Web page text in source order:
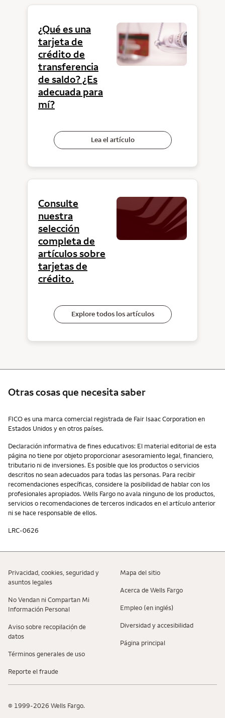
¿Qué es una
tarjeta de
crédito de
transferencia
de saldo? ¿Es
adecuada para
mí?
Lea el artículo
Consulte
nuestra
selección
completa de
artículos sobre
tarjetas de
crédito.
Explore todos los artículos
Otras cosas que necesita saber
Otras cosas que necesita saber
FICO es una marca comercial registrada de Fair Isaac Corporation en
Estados Unidos y en otros países.
Declaración informativa de fines educativos: El material editorial de esta
página no tiene por objeto proporcionar asesoramiento legal, financiero,
tributario ni de inversiones. Es posible que los productos o servicios
descritos no sean adecuados para todas las personas. Para recibir
recomendaciones específicas, considere la posibilidad de hablar con los
profesionales apropiados. Wells Fargo no avala ninguno de los productos,
servicios o recomendaciones de terceros indicados en el artículo anterior
ni se hace responsable de ellos.
LRC-0626
Privacidad, cookies, seguridad y
asuntos legales
No Vendan ni Compartan Mi
Información Personal
Aviso sobre recopilaciؚón de
datos
Términos generales de uso
Reporte el fraude
Mapa del sitio
Acerca de Wells Fargo
Empleo (en inglés)
Diversidad y accesibilidad
Página principal
© 1999-2026 Wells Fargo.